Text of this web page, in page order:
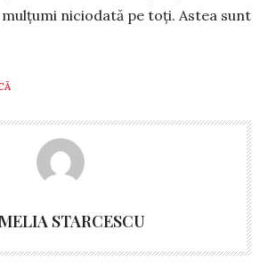
nicio­dată pe toți. Astea sunt
STARCESCU